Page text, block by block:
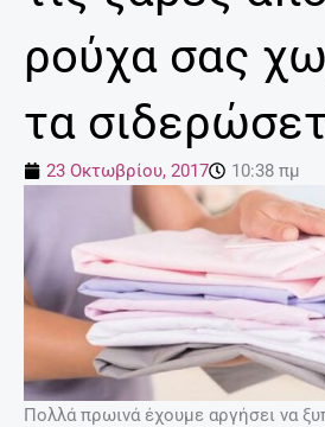
ρούχα σας
τα
23 Οκτωβρίου, 2017 10:38 πμ
Πολλά πρωινά έχουμε αργήσει να